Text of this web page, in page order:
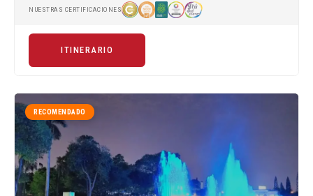
NUESTRAS CERTIFICACIONES
ITINERARIO
RECOMENDADO